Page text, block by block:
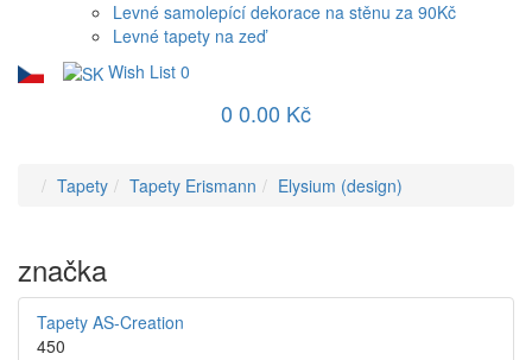
Levné samolepící dekorace na stěnu za 90Kč
Levné tapety na zeď
Wish List 0
0 0.00 Kč
Tapety Tapety Erismann Elysium (design)
značka
Tapety AS-Creation
450